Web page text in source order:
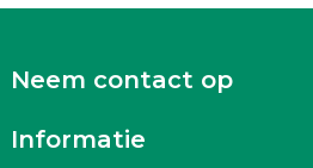
Neem contact op
Informatie